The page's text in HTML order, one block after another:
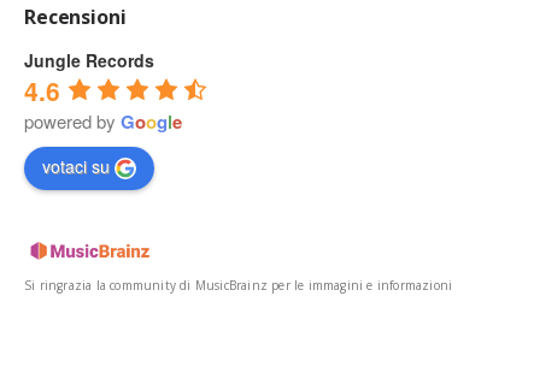
Recensioni
Jungle Records
4.6
powered by Google
votaci su
Si ringrazia la community di MusicBrainz per le immagini e informazioni